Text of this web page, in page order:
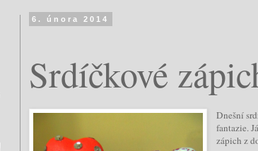
6. února 2014
Srdíčkové
Dnešní
fantazie.
zápich z